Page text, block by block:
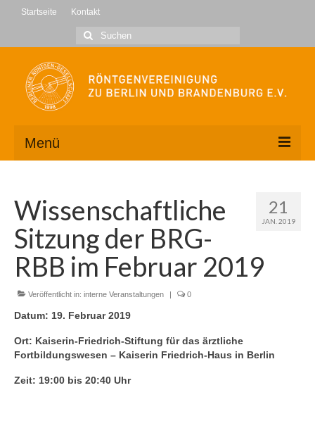
Startseite Kontakt
Suche
nach:
Menü
Kontakt
Geschäftsstelle
Vorstand
Mitglied werden
Satzung
Aktuelles
21
JAN. 2019
Wissenschaftliche
Sitzung der BRG-
RBB im Februar 2019
Veröffentlicht in: interne Veranstaltungen | 0
Datum: 19. Februar 2019
Ort: Kaiserin-Friedrich-Stiftung für das ärztliche
Fortbildungswesen – Kaiserin Friedrich-Haus in Berlin
Zeit: 19:00 bis 20:40 Uhr